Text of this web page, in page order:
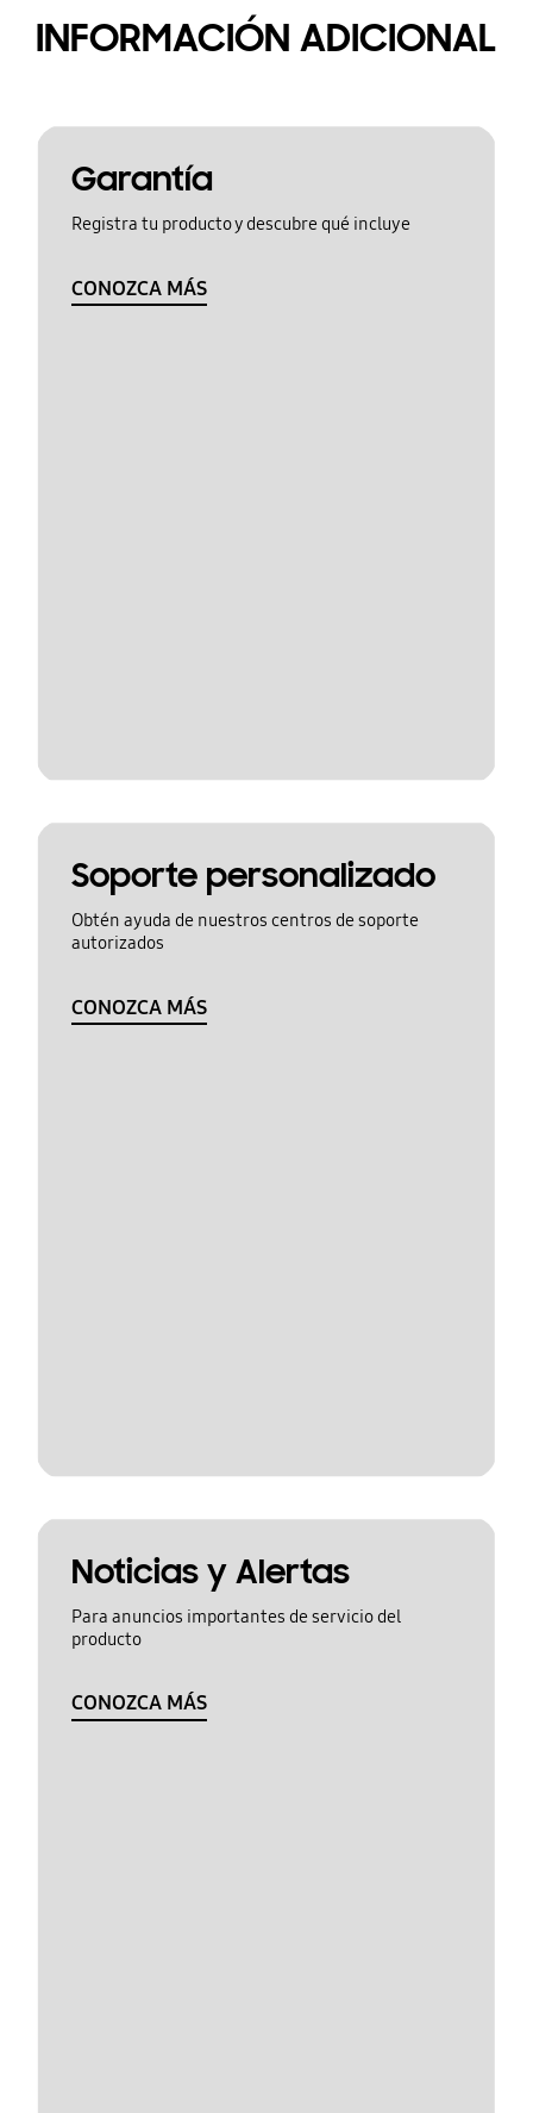
INFORMACIÓN ADICIONAL
Garantía
Registra tu producto y descubre qué incluye
CONOZCA MÁS
Soporte personalizado
Obtén ayuda de nuestros centros de soporte
autorizados
CONOZCA MÁS
Noticias y Alertas
Para anuncios importantes de servicio del
producto
CONOZCA MÁS